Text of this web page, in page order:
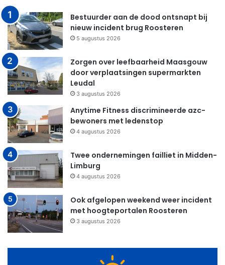
Bestuurder aan de dood ontsnapt bij
nieuw incident brug Roosteren
5 augustus 2026
Zorgen over leefbaarheid Maasgouw
door verplaatsingen supermarkten
Leudal
3 augustus 2026
Anytime Fitness discrimineerde azc-
bewoners met ledenstop
4 augustus 2026
Twee ondernemingen failliet in Midden-
Limburg
4 augustus 2026
Ook afgelopen weekend weer incident
met hoogteportalen Roosteren
3 augustus 2026